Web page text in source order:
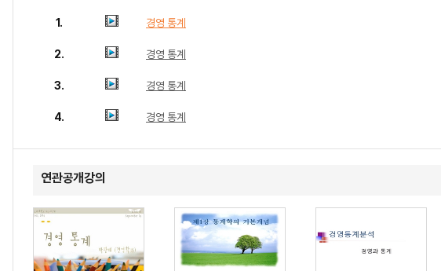
1. 경영 통계
2. 경영 통계
3. 경영 통계
4. 경영 통계
연관공개강의